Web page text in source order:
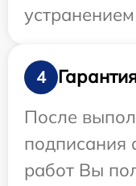
4
После
подписания
работ Вы